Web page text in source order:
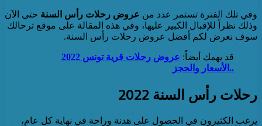
وفي تلك الفترة تستمر عدد من عروض رحلات رأس السنة حتى الآن
وذلك نظراً للإقبال الكبير عليها، وفي هذه المقالة على موقع ترحالك
سوف نعرض لكم أفضل عروض رحلات رأس السنة.
قد يهمك أيضاً:
عروض رحلات قرية تونس 2022
..الأسعار والحجز
رحلات رأس السنة 2022
يرغب الكثيرون في الحصول على هدنة وراحة في نهاية كل عام،